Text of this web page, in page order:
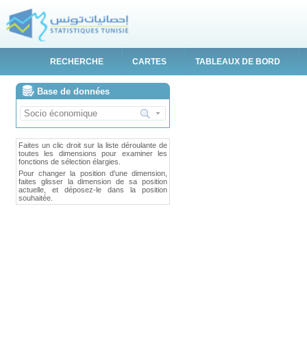
RECHERCHE CARTES TABLEAUX DE BORD
Base de données
Faites un clic droit sur la liste déroulante de
toutes les dimensions pour examiner les
fonctions de sélection élargies.
Pour changer la position d'une dimension,
faites glisser la dimension de sa position
actuelle, et déposez-le dans la position
souhaitée.